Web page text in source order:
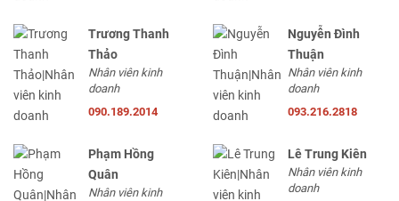
Trương Thanh
Thảo
Nhân viên kinh
doanh
090.189.2014
Nguyễn Đình
Thuận
Nhân viên kinh
doanh
093.216.2818
Phạm Hồng
Quân
Nhân viên kinh
Lê Trung Kiên
Nhân viên kinh
doanh